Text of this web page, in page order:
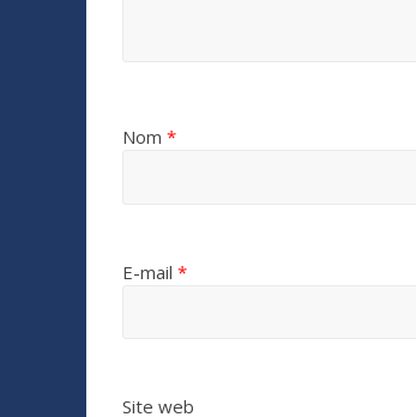
Nom *
E-mail *
Site web